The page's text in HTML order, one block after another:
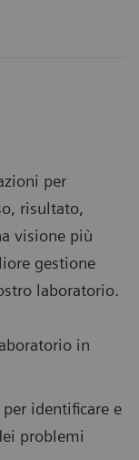
per
risultato,
visione più
gestione
laboratorio.
in
identificare e
problemi